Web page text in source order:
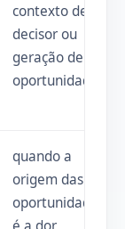
contexto de
decisor ou
geração de
oportunidades.
quando a
origem das
oportunidades